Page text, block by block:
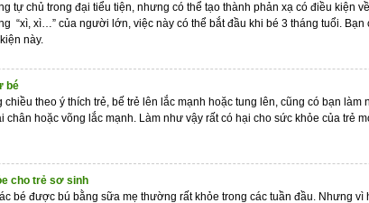
tự chủ trong đại tiểu tiện, nhưng có thể tạo thành phản xạ có điều kiện
“xì, xì…” của người lớn, việc này có thể bắt đầu khi bé 3 tháng tuổi. Bạn
này.
bé
chiều theo ý thích trẻ, bế trẻ lên lắc mạnh hoặc tung lên, cũng có bạn làm
chân hoặc võng lắc mạnh. Làm như vậy rất có hại cho sức khỏe của trẻ
cho trẻ sơ sinh
bé được bú bằng sữa mẹ thường rất khỏe trong các tuần đầu. Nhưng vì